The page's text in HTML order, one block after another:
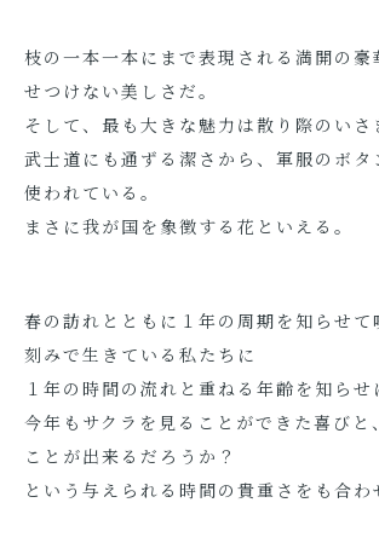
枝の一本一本にまで表現される満開の豪
せつけない美しさだ。
そして、最も大きな魅力は散り際のいさ
武士道にも通ずる潔さから、軍服のボタ
使われている。
まさに我が国を象徴する花といえる。
春の訪れとともに１年の周期を知らせて
刻みで生きている私たちに
１年の時間の流れと重ねる年齢を知らせ
今年もサクラを見ることができた喜びと
ことが出来るだろうか？
という与えられる時間の貴重さをも合わ